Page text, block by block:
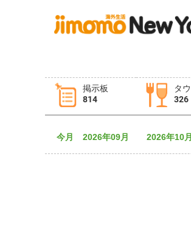
掲示板
814
タ
326
タウン情報
今月 2026年09月 2026年10